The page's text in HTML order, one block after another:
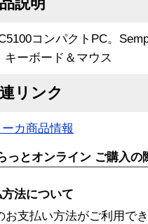
コンパクトPC。
ーボード＆マウス
リンク
ーカ商品情報
っとオンライン ご購入の
法について
お支払い方法がご利用で